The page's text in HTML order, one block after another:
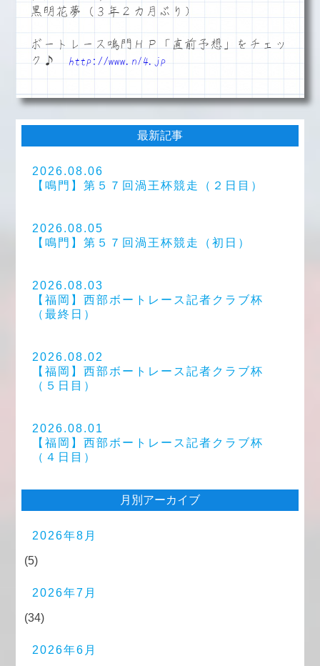
黒明花夢（３年２カ月ぶり）
ボートレース鳴門ＨＰ「直前予想」をチェッ
ク♪ http://www.n14.jp
最新記事
2026.08.06
【鳴門】第５７回渦王杯競走（２日目）
2026.08.05
【鳴門】第５７回渦王杯競走（初日）
2026.08.03
【福岡】西部ボートレース記者クラブ杯
（最終日）
2026.08.02
【福岡】西部ボートレース記者クラブ杯
（５日目）
2026.08.01
【福岡】西部ボートレース記者クラブ杯
（４日目）
月別アーカイブ
2026年8月
(5)
2026年7月
(34)
2026年6月